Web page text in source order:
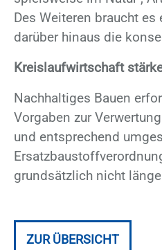
Des Wei­te­ren braucht
dar­über hin­aus die
Kreislaufwirtschaft
Nach­hal­ti­ges Bau­en
Vor­ga­ben zur
und ent­spre­chend
grund­sätz­lich nicht
ZUR ÜBERSICHT